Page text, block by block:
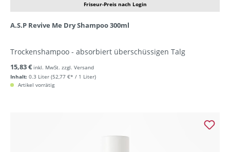
Friseur-Preis nach Login
A.S.P Revive Me Dry Shampoo 300ml
Trockenshampoo - absorbiert überschüssigen Talg
Inhalt: 0.3 Liter (52,77 €* / 1 Liter)
15,83 € inkl. MwSt. zzgl. Versand
Artikel vorrätig